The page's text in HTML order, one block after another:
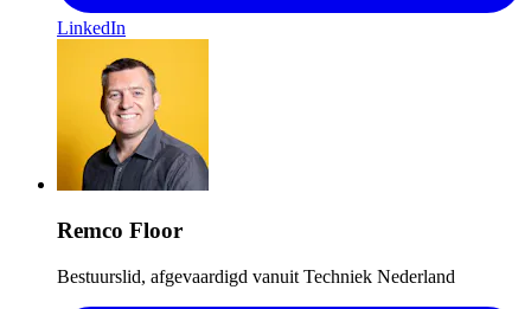
LinkedIn
Remco Floor
Bestuurslid, afgevaardigd vanuit Techniek Nederland